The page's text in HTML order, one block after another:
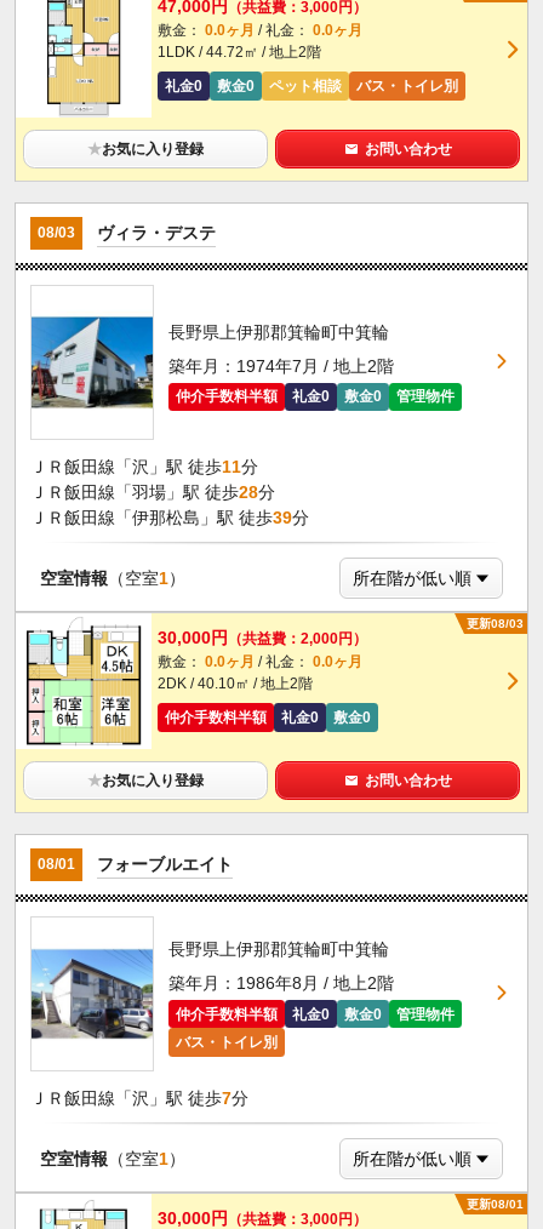
47,000円
（共益費：3,000円）
敷金： 0.0ヶ月 / 礼金： 0.0ヶ月
1LDK / 44.72㎡ / 地上2階
礼金0
敷金0 ペット相談 バス・トイレ別
★お気に入り登録 お問い合わせ
08/03 ヴィラ・デステ
長野県上伊那郡箕輪町中箕輪
築年月：1974年7月 / 地上2階
仲介手数料半額 礼金0 敷金0 管理物件
ＪＲ飯田線「沢」駅 徒歩11分
ＪＲ飯田線「羽場」駅 徒歩28分
ＪＲ飯田線「伊那松島」駅 徒歩39分
空室情報 （空室1）
更新08/03
30,000円
（共益費：2,000円）
敷金： 0.0ヶ月 / 礼金： 0.0ヶ月
2DK / 40.10㎡ / 地上2階
仲介手数料半額
礼金0 敷金0
★お気に入り登録 お問い合わせ
08/01 フォーブルエイト
長野県上伊那郡箕輪町中箕輪
築年月：1986年8月 / 地上2階
仲介手数料半額 礼金0 敷金0
管理物件
バス・トイレ別
ＪＲ飯田線「沢」駅 徒歩7分
空室情報 （空室1）
更新08/01
30,000円
（共益費：3,000円）